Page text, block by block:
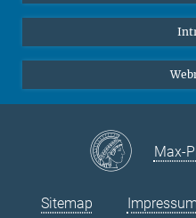
Max-
Sitemap Impressum